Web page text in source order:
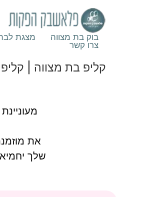
בוק בת מצווה מצגת
צרו קשר
קליפ בת מצווה |
את
שלך